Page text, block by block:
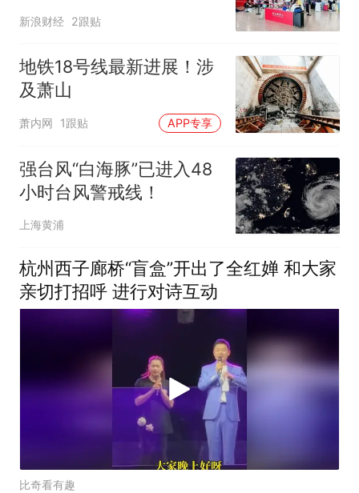
班量双双破纪录
新浪财经 2跟贴
地铁18号线最新进展！涉
及萧山
萧内网 1跟贴 APP专享
强台风“白海豚”已进入48
小时台风警戒线！
上海黄浦
杭州西子廊桥“盲盒”开出了全红婵 和大家
亲切打招呼 进行对诗互动
比奇看有趣